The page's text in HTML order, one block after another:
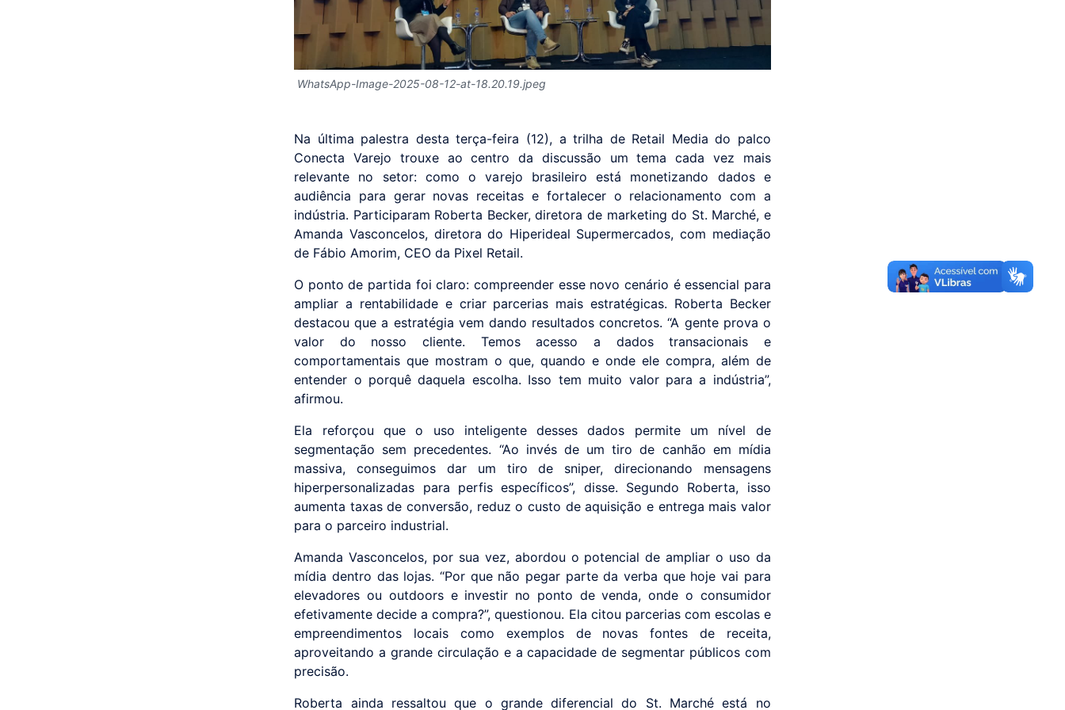
WhatsApp-Image-2025-08-12-at-18.20.19.jpeg
Na última palestra desta terça-feira (12), a trilha de Retail Media do palco
Conecta Varejo trouxe ao centro da discussão um tema cada vez mais
relevante no setor: como o varejo brasileiro está monetizando dados e
audiência para gerar novas receitas e fortalecer o relacionamento com a
indústria. Participaram Roberta Becker, diretora de marketing do St. Marché, e
Amanda Vasconcelos, diretora do Hiperideal Supermercados, com mediação
de Fábio Amorim, CEO da Pixel Retail.
O ponto de partida foi claro: compreender esse novo cenário é essencial para
ampliar a rentabilidade e criar parcerias mais estratégicas. Roberta Becker
destacou que a estratégia vem dando resultados concretos. “A gente prova o
valor do nosso cliente. Temos acesso a dados transacionais e
comportamentais que mostram o que, quando e onde ele compra, além de
entender o porquê daquela escolha. Isso tem muito valor para a indústria”,
afirmou.
Ela reforçou que o uso inteligente desses dados permite um nível de
segmentação sem precedentes. “Ao invés de um tiro de canhão em mídia
massiva, conseguimos dar um tiro de sniper, direcionando mensagens
hiperpersonalizadas para perfis específicos”, disse. Segundo Roberta, isso
aumenta taxas de conversão, reduz o custo de aquisição e entrega mais valor
para o parceiro industrial.
Amanda Vasconcelos, por sua vez, abordou o potencial de ampliar o uso da
mídia dentro das lojas. “Por que não pegar parte da verba que hoje vai para
elevadores ou outdoors e investir no ponto de venda, onde o consumidor
efetivamente decide a compra?”, questionou. Ela citou parcerias com escolas e
empreendimentos locais como exemplos de novas fontes de receita,
aproveitando a grande circulação e a capacidade de segmentar públicos com
precisão.
Roberta ainda ressaltou que o grande diferencial do St. Marché está no